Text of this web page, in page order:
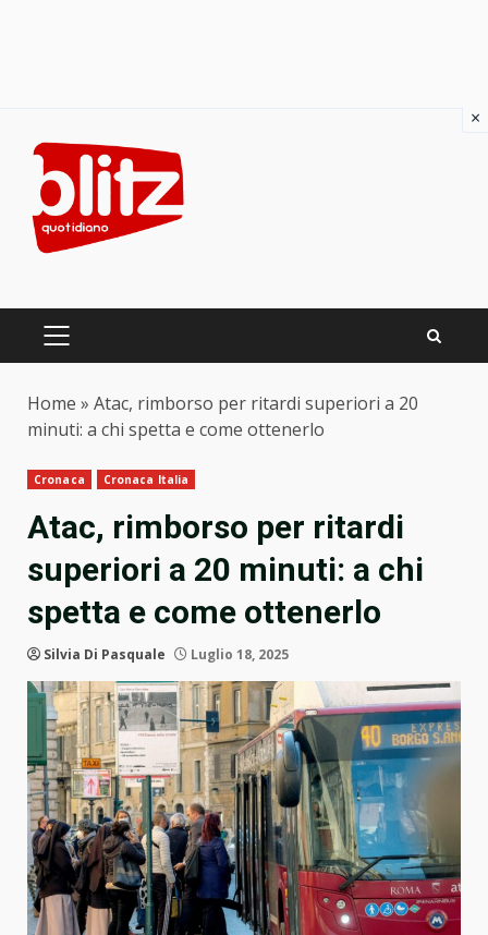
content
PRIMARY
Home » Atac, rimborso per ritardi superiori a 20
minuti: a chi spetta e come ottenerlo
Cronaca Cronaca Italia
Atac, rimborso per ritardi
superiori a 20 minuti: a chi
spetta e come ottenerlo
Silvia Di Pasquale Luglio 18, 2025
×